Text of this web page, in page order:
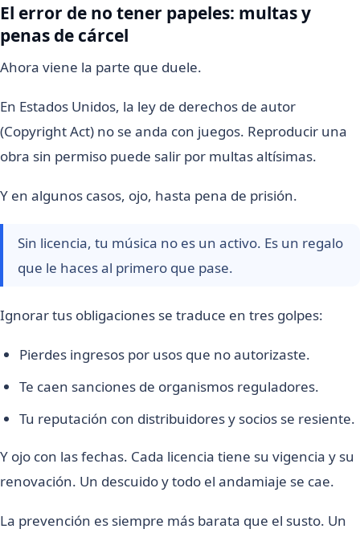
El error de no tener papeles: multas y
penas de cárcel
Ahora viene la parte que duele.
En Estados Unidos, la ley de derechos de autor
(Copyright Act) no se anda con juegos. Reproducir una
obra sin permiso puede salir por multas altísimas.
Y en algunos casos, ojo, hasta pena de prisión.
Sin licencia, tu música no es un activo. Es un regalo
que le haces al primero que pase.
Ignorar tus obligaciones se traduce en tres golpes:
Pierdes ingresos por usos que no autorizaste.
Te caen sanciones de organismos reguladores.
Tu reputación con distribuidores y socios se resiente.
Y ojo con las fechas. Cada licencia tiene su vigencia y su
renovación. Un descuido y todo el andamiaje se cae.
La prevención es siempre más barata que el susto. Un